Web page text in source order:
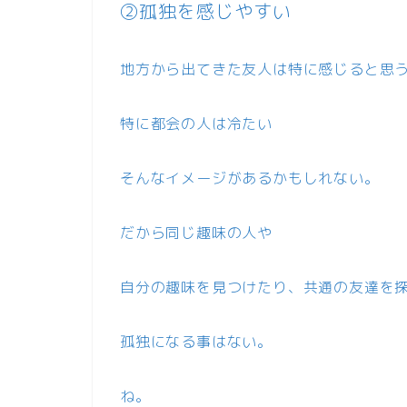
②孤独を感じやすい
地方から出てきた友人は特に感じると思う
特に都会の人は冷たい
そんなイメージがあるかもしれない。
だから同じ趣味の人や
自分の趣味を見つけたり、共通の友達を
孤独になる事はない。
ね。